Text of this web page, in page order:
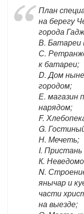
План
на берегу
города
В. Батареи
С.
к батареи;
D. Дом
городом;
Е. магазин
нарядом;
F.
G.
Н. Мечеть;
I. Пристань
К.
N.
янычар и
части
на выезде;